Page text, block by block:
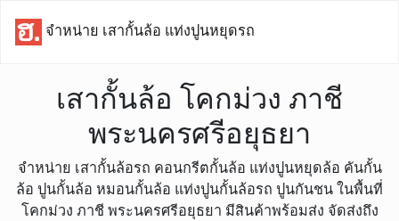
จำหน่าย เสากั้นล้อ แท่งปูนหยุดรถ
เสากั้นล้อ โคกม่วง ภาชี
พระนครศรีอยุธยา
จำหน่าย เสากั้นล้อรถ คอนกรีตกั้นล้อ แท่งปูนหยุดล้อ คันกั้น
ล้อ ปูนกั้นล้อ หมอนกั้นล้อ แท่งปูนกั้นล้อรถ ปูนกันชน ในพื้นที่
โคกม่วง ภาชี พระนครศรีอยุธยา มีสินค้าพร้อมส่ง จัดส่งถึง